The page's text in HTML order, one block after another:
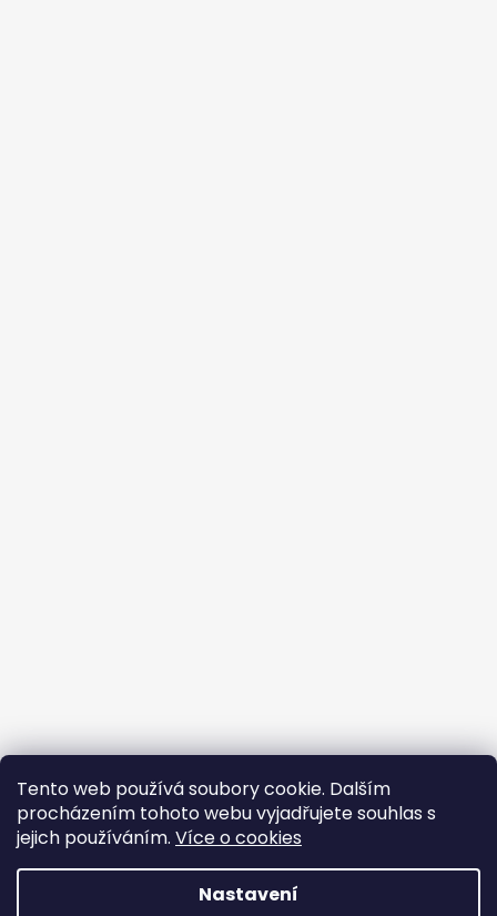
Tento web používá soubory cookie. Dalším
procházením tohoto webu vyjadřujete souhlas s
jejich používáním. Více o cookies
Nastavení
Vytvořil Shoptet
BROJIR.EU - prodej,servis zahradní